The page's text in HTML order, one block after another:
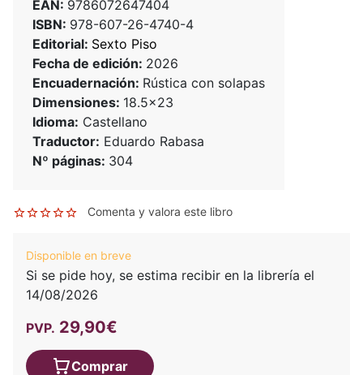
EAN: 9786072647404
ISBN: 978-607-26-4740-4
Editorial: Sexto Piso
Fecha de edición: 2026
Encuadernación: Rústica con solapas
Dimensiones: 18.5x23
Idioma: Castellano
Traductor: Eduardo Rabasa
Nº páginas: 304
Comenta y valora este libro
Disponible en breve
Si se pide hoy, se estima recibir en la librería el
14/08/2026
PVP. 29,90€
Comprar